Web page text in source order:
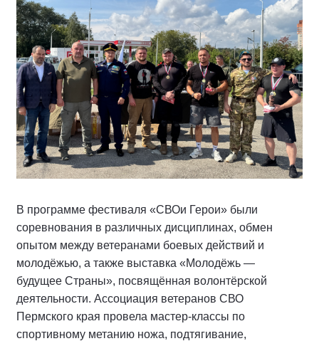
В программе фестиваля «СВОи Герои» были
соревнования в различных дисциплинах, обмен
опытом между ветеранами боевых действий и
молодёжью, а также выставка «Молодёжь —
будущее Страны», посвящённая волонтёрской
деятельности. Ассоциация ветеранов СВО
Пермского края провела мастер-классы по
спортивному метанию ножа, подтягивание,